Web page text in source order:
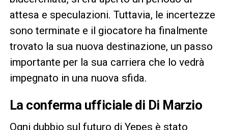
attesa e speculazioni. Tuttavia, le incertezze
sono terminate e il giocatore ha finalmente
trovato la sua nuova destinazione, un passo
importante per la sua carriera che lo vedrà
impegnato in una nuova sfida.
La conferma ufficiale di Di Marzio
Ogni dubbio sul futuro di Yepes è stato